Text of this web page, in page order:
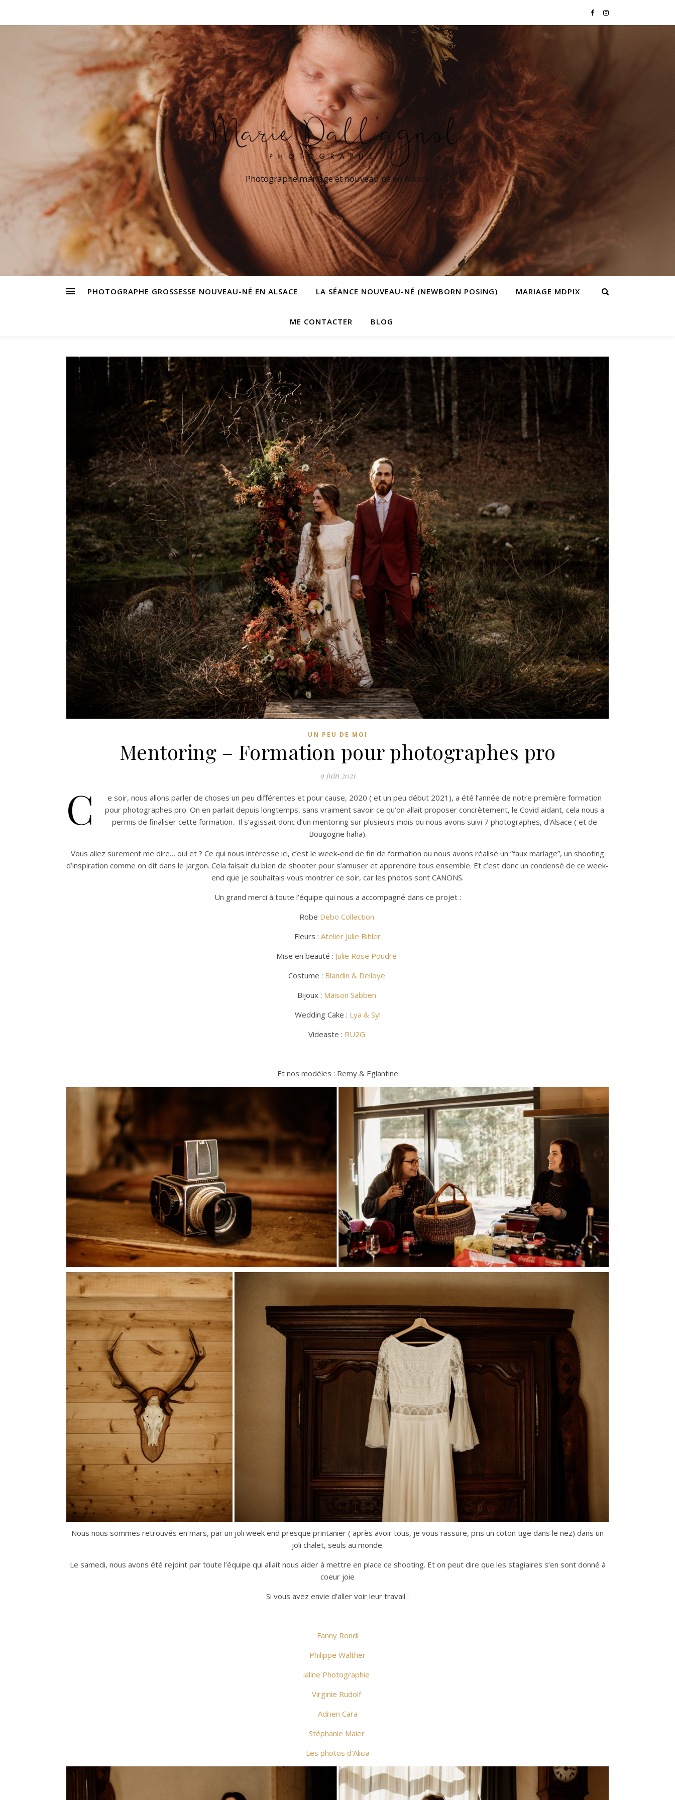
Photographe mariage et nouveau né en Alsace
PHOTOGRAPHE GROSSESSE NOUVEAU-NÉ EN ALSACE LA SÉANCE NOUVEAU-NÉ (NEWBORN POSING) MARIAGE MDPIX
ME CONTACTER BLOG
UN PEU DE MOI
Mentoring – Formation pour photographes pro
9 juin 2021
C
e soir, nous allons parler de choses un peu différentes et pour cause, 2020 ( et un peu début 2021), a été l’année de notre première formation
pour photographes pro. On en parlait depuis longtemps, sans vraiment savoir ce qu’on allait proposer concrètement, le Covid aidant, cela nous a
permis de finaliser cette formation. Il s’agissait donc d’un mentoring sur plusieurs mois ou nous avons suivi 7 photographes, d’Alsace ( et de
Bougogne haha).
Vous allez surement me dire… oui et ? Ce qui nous intéresse ici, c’est le week-end de fin de formation ou nous avons réalisé un “faux mariage”, un shooting
d’inspiration comme on dit dans le jargon. Cela faisait du bien de shooter pour s’amuser et apprendre tous ensemble. Et c’est donc un condensé de ce week-
end que je souhaitais vous montrer ce soir, car les photos sont CANONS.
Un grand merci à toute l’équipe qui nous a accompagné dans ce projet :
Robe Debo Collection
Fleurs : Atelier Julie Bihler
Mise en beauté : Julie Rose Poudre
Costume : Blandin & Delloye
Bijoux : Maison Sabben
Wedding Cake : Lya & Syl
Videaste : RU2G
Et nos modèles : Remy & Eglantine
Nous nous sommes retrouvés en mars, par un joli week end presque printanier ( après avoir tous, je vous rassure, pris un coton tige dans le nez) dans un
joli chalet, seuls au monde.
Le samedi, nous avons été rejoint par toute l’équipe qui allait nous aider à mettre en place ce shooting. Et on peut dire que les stagiaires s’en sont donné à
coeur joie
Si vous avez envie d’aller voir leur travail :
Fanny Rondi
Philippe Walther
ialine Photographie
Virginie Rudolf
Adrien Cara
Stéphanie Maier
Les photos d’Alicia